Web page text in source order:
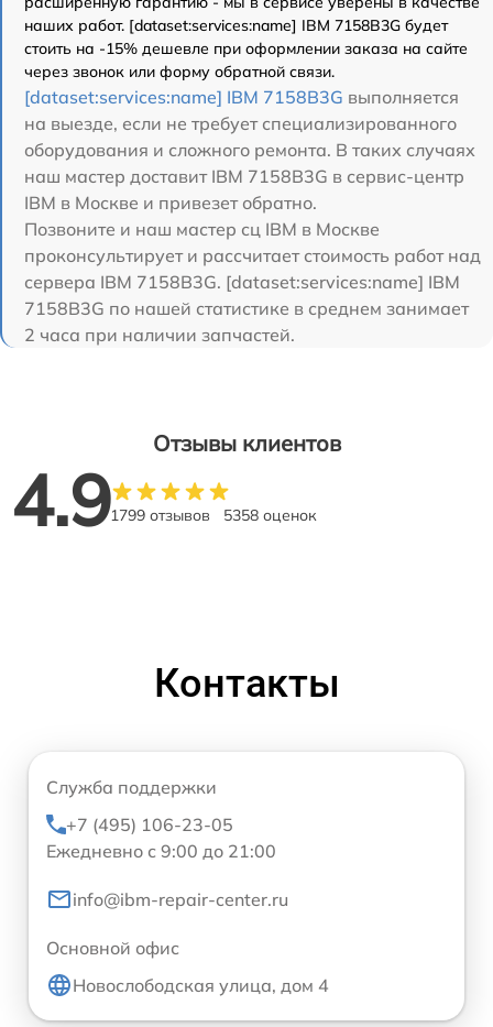
наших работ. [dataset:services:name] IBM 7158B3G будет
стоить на -15% дешевле при оформлении заказа на сайте
через звонок или форму обратной связи.
[dataset:services:name] IBM 7158B3G выполняется
на выезде, если не требует специализированного
оборудования и сложного ремонта. В таких случаях
наш мастер доставит IBM 7158B3G в сервис-центр
IBM в Москве и привезет обратно.
Позвоните и наш мастер сц IBM в Москве
проконсультирует и рассчитает стоимость работ над
сервера IBM 7158B3G. [dataset:services:name] IBM
7158B3G по нашей статистике в среднем занимает
2 часа при наличии запчастей.
Отзывы клиентов
4.91799 отзывов 5358 оценок
Контакты
Служба поддержки
+7 (495) 106-23-05
Ежедневно с 9:00 до 21:00
info@ibm-repair-center.ru
Основной офис
Новослободская улица, дом 4